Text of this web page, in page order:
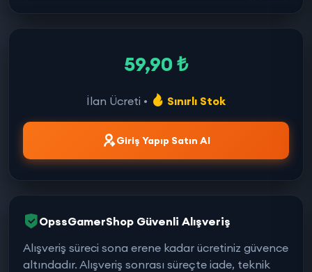
59,90 ₺
İlan Ücreti • Sınırlı Stok
Giriş Yapıp Satın Al
OpssGamerShop Güvenli Alışveriş
Alışveriş süreci sona erene kadar ücretiniz güvence
altındadır. Alışveriş sonrası süreçte iade, teknik